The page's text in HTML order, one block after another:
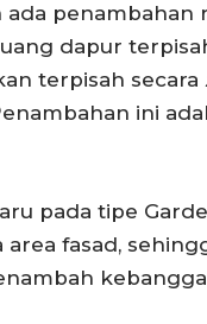
ada
dapur
terpisah secara
ini
pada tipe
area fasad,